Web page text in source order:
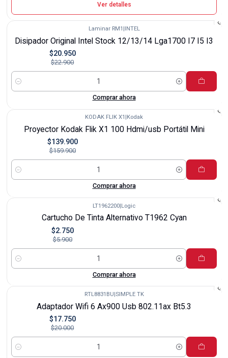
Ver detalles
Laminar RM1 INTEL
Disipador Original Intel Stock 12/13/14 Lga1700 I7 I5 I3
$20.950
$22.900
Cantidad
Comprar ahora
KODAK FLIK X1 Kodak
Proyector Kodak Flik X1 100 Hdmi/usb Portátil Mini
$139.900
$159.900
Cantidad
Comprar ahora
LT1962200|Logic
Cartucho De Tinta Alternativo T1962 Cyan
$2.750
$5.900
Cantidad
Comprar ahora
RTL8831BU SIMPLE TK
Adaptador Wifi 6 Ax900 Usb 802.11ax Bt5.3
$17.750
$20.000
Cantidad